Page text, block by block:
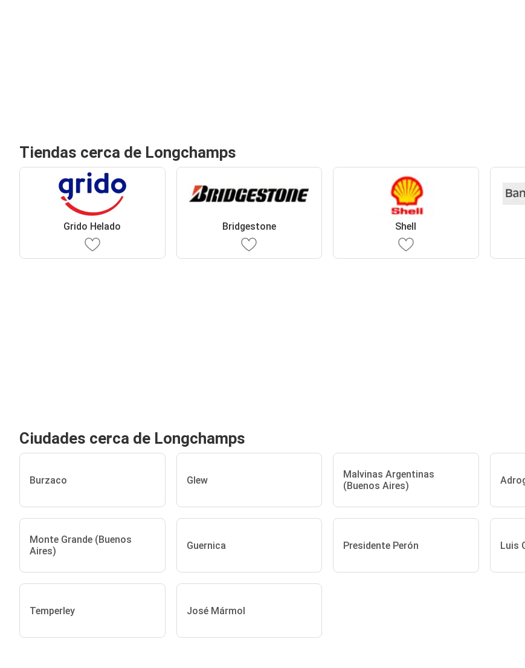
Tiendas cerca de Longchamps
Grido Helado Bridgestone Shell
Ciudades cerca de Longchamps
Burzaco Glew
Malvinas Argentinas
(Buenos Aires)
Monte Grande (Buenos
Aires)
Guernica Presidente Perón Luis
Temperley José Mármol